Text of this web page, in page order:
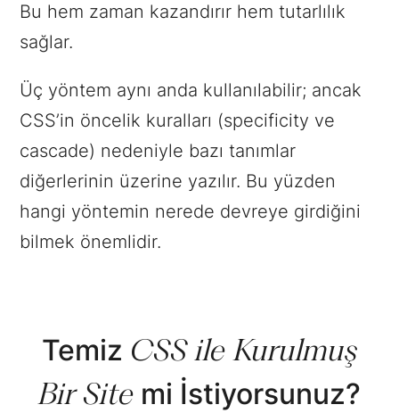
Bu hem zaman kazandırır hem tutarlılık
sağlar.
Üç yöntem aynı anda kullanılabilir; ancak
CSS’in öncelik kuralları (specificity ve
cascade) nedeniyle bazı tanımlar
diğerlerinin üzerine yazılır. Bu yüzden
hangi yöntemin nerede devreye girdiğini
bilmek önemlidir.
Temiz CSS ile Kurulmuş
Bir Site mi İstiyorsunuz?